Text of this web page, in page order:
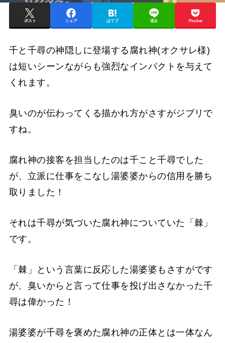
ポスト シェア はてブ 送る Pocket
千と千尋の神隠しに登場する腐れ神(オクサレ様)
は短いシーンながらも強烈なインパクトを与えて
くれます。
臭いのが伝わってくる描かれ方がさすがジブリで
すね。
腐れ神の接客を担当したのは千こと千尋でした
が、立派に仕事をこなし湯婆婆からの信用を勝ち
取りました！
それは千尋が気づいた腐れ神についていた「棘」
です。
「棘」という言葉に反応した湯婆婆もさすがです
が、臭いからと言って仕事を投げ出さなかった千
尋は偉かった！
湯婆婆が千尋を褒めた腐れ神の正体とは一体なん